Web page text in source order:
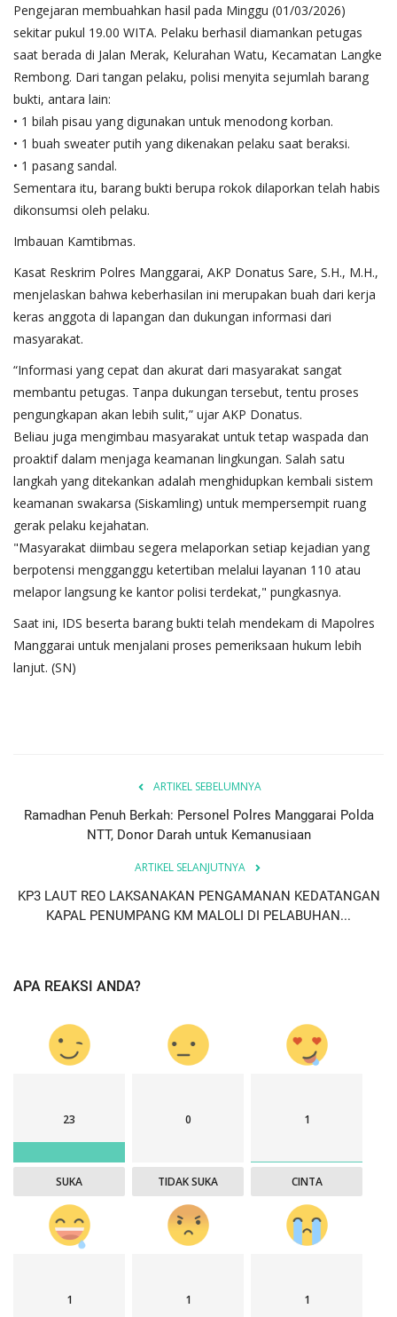
Pengejaran membuahkan hasil pada Minggu (01/03/2026)
sekitar pukul 19.00 WITA. Pelaku berhasil diamankan petugas
saat berada di Jalan Merak, Kelurahan Watu, Kecamatan Langke
Rembong. Dari tangan pelaku, polisi menyita sejumlah barang
bukti, antara lain:
• 1 bilah pisau yang digunakan untuk menodong korban.
• 1 buah sweater putih yang dikenakan pelaku saat beraksi.
• 1 pasang sandal.
Sementara itu, barang bukti berupa rokok dilaporkan telah habis
dikonsumsi oleh pelaku.
Imbauan Kamtibmas.
Kasat Reskrim Polres Manggarai, AKP Donatus Sare, S.H., M.H.,
menjelaskan bahwa keberhasilan ini merupakan buah dari kerja
keras anggota di lapangan dan dukungan informasi dari
masyarakat.
“Informasi yang cepat dan akurat dari masyarakat sangat
membantu petugas. Tanpa dukungan tersebut, tentu proses
pengungkapan akan lebih sulit,” ujar AKP Donatus.
Beliau juga mengimbau masyarakat untuk tetap waspada dan
proaktif dalam menjaga keamanan lingkungan. Salah satu
langkah yang ditekankan adalah menghidupkan kembali sistem
keamanan swakarsa (Siskamling) untuk mempersempit ruang
gerak pelaku kejahatan.
"Masyarakat diimbau segera melaporkan setiap kejadian yang
berpotensi mengganggu ketertiban melalui layanan 110 atau
melapor langsung ke kantor polisi terdekat," pungkasnya.
Saat ini, IDS beserta barang bukti telah mendekam di Mapolres
Manggarai untuk menjalani proses pemeriksaan hukum lebih
lanjut. (SN)
ARTIKEL SEBELUMNYA
Ramadhan Penuh Berkah: Personel Polres Manggarai Polda
NTT, Donor Darah untuk Kemanusiaan
ARTIKEL SELANJUTNYA
KP3 LAUT REO LAKSANAKAN PENGAMANAN KEDATANGAN
KAPAL PENUMPANG KM MALOLI DI PELABUHAN...
APA REAKSI ANDA?
23
SUKA
0
TIDAK SUKA
1
CINTA
1 1 1